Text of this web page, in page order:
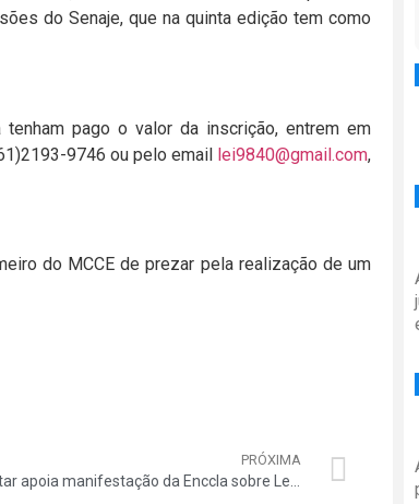
do Senaje, que na quinta edição tem como
pago o valor da inscrição, entrem em
9746 ou pelo email lei9840@gmail.com,
do MCCE de prezar pela realização de um
PRÓXIMA